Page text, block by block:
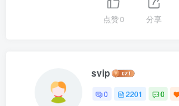
点赞0 分享
svip
0 2201 0